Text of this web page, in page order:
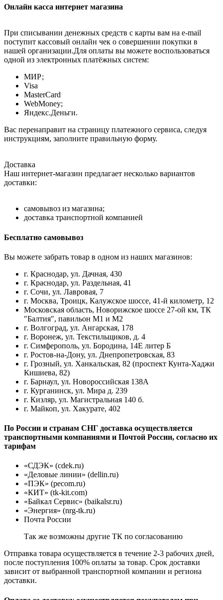
Онлайн касса интернет магазина
При списывании денежных средств с карты вам на e-mail
поступит кассовый онлайн чек о совершении покупки в
нашей организации.Для оплаты вы можете воспользоваться
одной из электронных платёжных систем:
МИР;
Visa
MasterCard
WebMoney;
Яндекс.Деньги.
Вас перенаправит на страницу платежного сервиса, следуя
инструкциям, заполните правильную форму.
Доставка
Наш интернет-магазин предлагает несколько вариантов
доставки:
самовывоз из магазина;
доставка транспортной компанией
Бесплатно самовывоз
Вы можете забрать товар в одном из наших магазинов:
г. Краснодар, ул. Дачная, 430
г. Краснодар, ул. Раздельная, 41
г. Сочи, ул. Лавровая, 7
г. Москва, Троицк, Калужское шоссе, 41-й километр, 12
Московская область, Новорижское шоссе 27-ой км, ТК
"Балтия", павильон М1 и М2
г. Волгоград, ул. Ангарская, 178
г. Воронеж, ул. Текстильщиков, д. 4
г. Симферополь, ул. Бородина, 14Е литер Б
г. Ростов-на-Дону, ул. Днепропетровская, 83
г. Грозный, ул. Ханкальская, 82 (проспект Кунта-Хаджи
Кишиева, 82)
г. Барнаул, ул. Новороссийская 138А
г. Курганинск, ул. Мира д. 239
г. Кизляр, ул. Магистральная 140 б.
г. Майкоп, ул. Хакурате, 402
По России и странам СНГ доставка осуществляется
транспортными компаниями и Почтой России, согласно их
тарифам
«СДЭК» (cdek.ru)
«Деловые линии» (dellin.ru)
«ПЭК» (pecom.ru)
«КИТ» (tk-kit.com)
«Байкал Сервис» (baikalsr.ru)
«Энергия» (nrg-tk.ru)
Почта России
Так же возможны другие ТК по согласованию
Отправка товара осуществляется в течение 2-3 рабочих дней,
после поступления 100% оплаты за товар. Срок доставки
зависит от выбранной транспортной компании и региона
доставки.